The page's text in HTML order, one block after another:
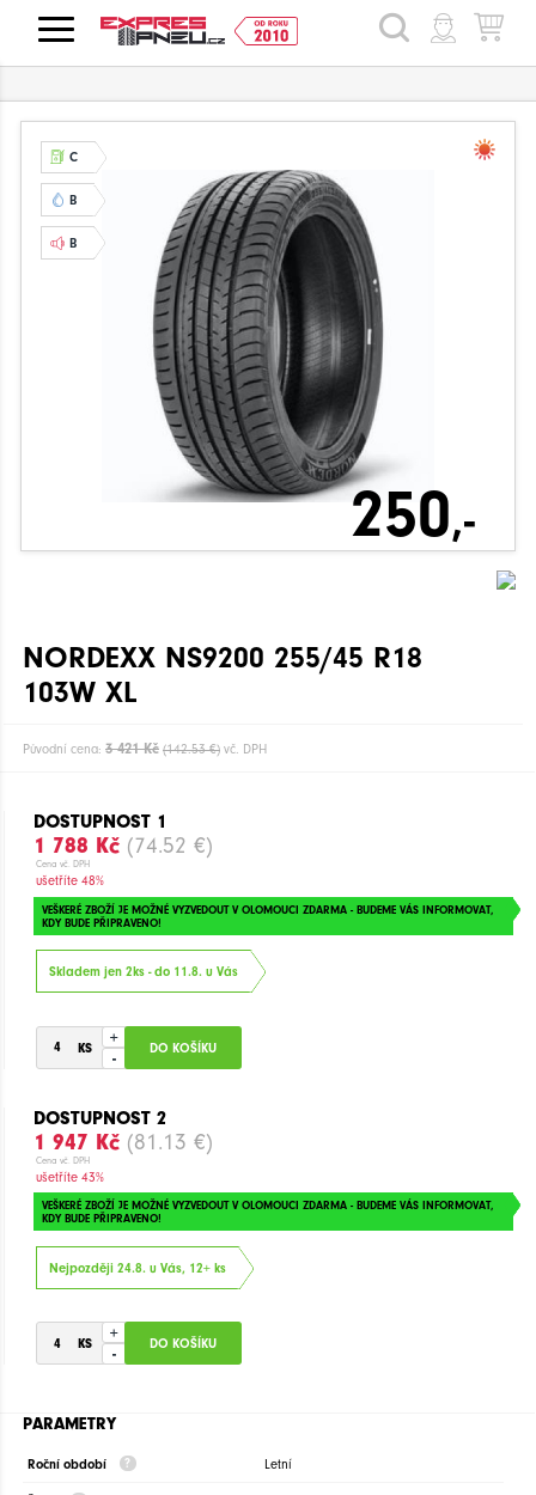
HLEDAT
C
B
B
250,-
NORDEXX NS9200 255/45 R18
103W XL
Původní cena: 3 421 Kč (142.53 €) vč. DPH
DOSTUPNOST 1
1 788 Kč (74.52 €)
Cena vč. DPH
ušetříte 48%
VEŠKERÉ ZBOŽÍ JE MOŽNÉ VYZVEDOUT V OLOMOUCI ZDARMA - BUDEME VÁS INFORMOVAT,
KDY BUDE PŘIPRAVENO!
Skladem jen 2ks - do 11.8. u Vás
+
-
DOSTUPNOST 2
1 947 Kč (81.13 €)
Cena vč. DPH
ušetříte 43%
VEŠKERÉ ZBOŽÍ JE MOŽNÉ VYZVEDOUT V OLOMOUCI ZDARMA - BUDEME VÁS INFORMOVAT,
KDY BUDE PŘIPRAVENO!
Nejpozději 24.8. u Vás, 12+ ks
+
-
PARAMETRY
Roční období Letní